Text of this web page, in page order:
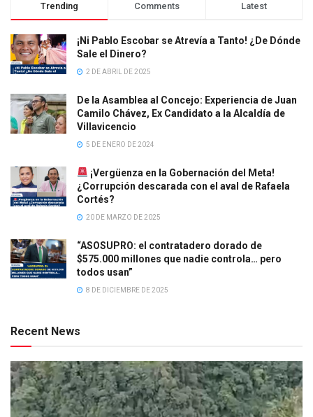
Trending Comments Latest
¡Ni Pablo Escobar se Atrevía a Tanto! ¿De Dónde
Sale el Dinero?
2 DE ABRIL DE 2025
De la Asamblea al Concejo: Experiencia de Juan
Camilo Chávez, Ex Candidato a la Alcaldía de
Villavicencio
5 DE ENERO DE 2024
¡Vergüenza en la Gobernación del Meta!
¿Corrupción descarada con el aval de Rafaela
Cortés?
20 DE MARZO DE 2025
“ASOSUPRO: el contratadero dorado de
$575.000 millones que nadie controla… pero
todos usan”
8 DE DICIEMBRE DE 2025
Recent News